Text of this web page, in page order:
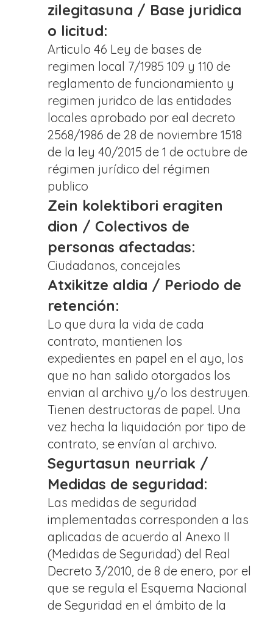
zilegitasuna / Base juridica
o licitud:
Articulo 46 Ley de bases de
regimen local 7/1985 109 y 110 de
reglamento de funcionamiento y
regimen juridco de las entidades
locales aprobado por eal decreto
2568/1986 de 28 de noviembre 1518
de la ley 40/2015 de 1 de octubre de
régimen jurídico del régimen
publico
Zein kolektibori eragiten
dion / Colectivos de
personas afectadas:
Ciudadanos, concejales
Atxikitze aldia / Periodo de
retención:
Lo que dura la vida de cada
contrato, mantienen los
expedientes en papel en el ayo, los
que no han salido otorgados los
envian al archivo y/o los destruyen.
Tienen destructoras de papel. Una
vez hecha la liquidación por tipo de
contrato, se envían al archivo.
Segurtasun neurriak /
Medidas de seguridad:
Las medidas de seguridad
implementadas corresponden a las
aplicadas de acuerdo al Anexo II
(Medidas de Seguridad) del Real
Decreto 3/2010, de 8 de enero, por el
que se regula el Esquema Nacional
de Seguridad en el ámbito de la